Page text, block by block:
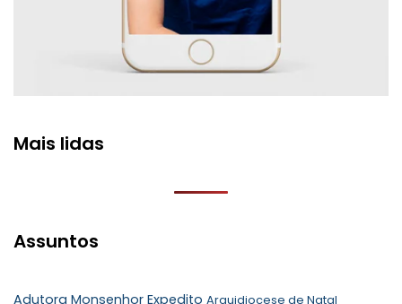
Mais lidas
Assuntos
Adutora Monsenhor Expedito Arquidiocese de Natal